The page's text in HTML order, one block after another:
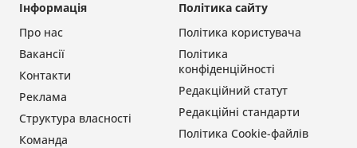
Політика сайту
Політика користувача
Політика
конфіденційності
Редакційний статут
Редакційні стандарти
Політика Cookie-файлів
Інформація
Про нас
Вакансії
Контакти
Реклама
Структура власності
Команда